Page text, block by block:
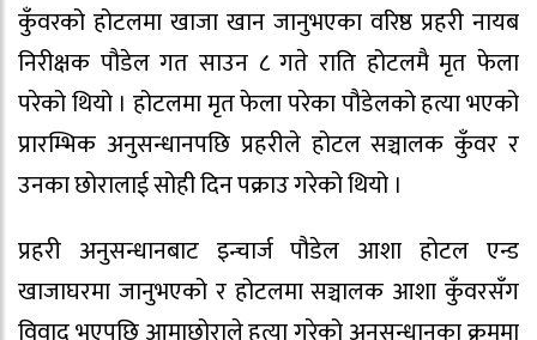
कुँवरको होटलमा खाजा खान जानुभएका वरिष्ठ प्रहरी नायब
निरीक्षक पौडेल गत साउन ८ गते राति होटलमै मृत फेला
परेको थियो । होटलमा मृत फेला परेका पौडेलको हत्या भएको
प्रारम्भिक अनुसन्धानपछि प्रहरीले होटल सञ्चालक कुँवर र
उनका छोरालाई सोही दिन पक्राउ गरेको थियो ।
प्रहरी अनुसन्धानबाट इन्चार्ज पौडेल आशा होटल एन्ड
खाजाघरमा जानुभएको र होटलमा सञ्चालक आशा कुँवरसँग